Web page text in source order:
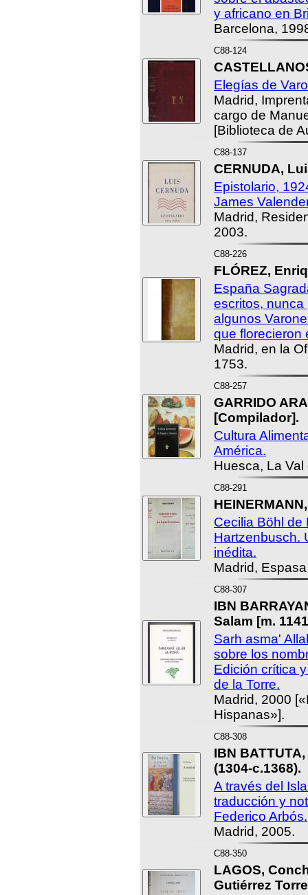
y africano en
Barcelona,
C88-124
Elegías de
Madrid,
cargo de
[Biblioteca de
C88-137
CERNUDA,
Epistolario,
James
Madrid,
2003.
C88-226
FLÓREZ,
España
escritos,
algunos
que florecieron
Madrid, en la
1753.
C88-257
GARRIDO
[Compilador].
Cultura
América.
Huesca, La
C88-291
Cecilia Böhl de
Hartzenbusch.
inédita.
Madrid,
C88-307
IBN
Salam [m.
Sarh asma'
sobre los
Edición crítica
de la Torre.
Madrid, 2000
Hispanas»].
C88-308
IBN
(1304-c.1368).
A través del
traducción y
Federico Arbós.
Madrid, 2005.
C88-350
LAGOS,
Gutiérrez